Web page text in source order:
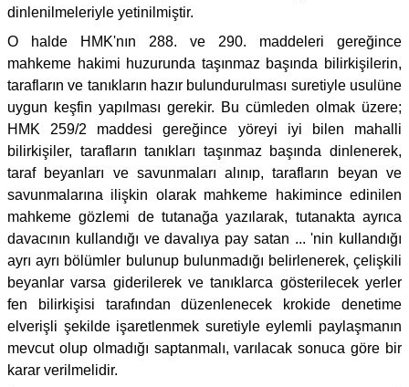
dinlenilmeleriyle yetinilmiştir.
O halde HMK'nın 288. ve 290. maddeleri gereğince
mahkeme hakimi huzurunda taşınmaz başında bilirkişilerin,
tarafların ve tanıkların hazır bulundurulması suretiyle usulüne
uygun keşfin yapılması gerekir. Bu cümleden olmak üzere;
HMK 259/2 maddesi gereğince yöreyi iyi bilen mahalli
bilirkişiler, tarafların tanıkları taşınmaz başında dinlenerek,
taraf beyanları ve savunmaları alınıp, tarafların beyan ve
savunmalarına ilişkin olarak mahkeme hakimince edinilen
mahkeme gözlemi de tutanağa yazılarak, tutanakta ayrıca
davacının kullandığı ve davalıya pay satan ... 'nin kullandığı
ayrı ayrı bölümler bulunup bulunmadığı belirlenerek, çelişkili
beyanlar varsa giderilerek ve tanıklarca gösterilecek yerler
fen bilirkişisi tarafından düzenlenecek krokide denetime
elverişli şekilde işaretlenmek suretiyle eylemli paylaşmanın
mevcut olup olmadığı saptanmalı, varılacak sonuca göre bir
karar verilmelidir.